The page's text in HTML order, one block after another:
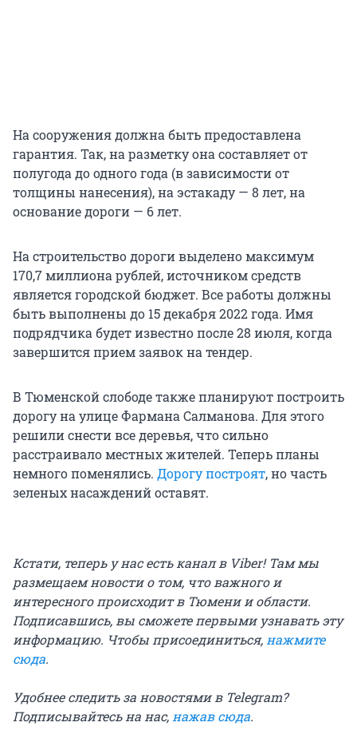
На сооружения должна быть предоставлена
гарантия. Так, на разметку она составляет от
полугода до одного года (в зависимости от
толщины нанесения), на эстакаду — 8 лет, на
основание дороги — 6 лет.
На строительство дороги выделено максимум
170,7 миллиона рублей, источником средств
является городской бюджет. Все работы должны
быть выполнены до 15 декабря 2022 года. Имя
подрядчика будет известно после 28 июля, когда
завершится прием заявок на тендер.
В Тюменской слободе также планируют построить
дорогу на улице Фармана Салманова. Для этого
решили снести все деревья, что сильно
расстраивало местных жителей. Теперь планы
немного поменялись. Дорогу построят, но часть
зеленых насаждений оставят.
Кстати, теперь у нас есть канал в Viber! Там мы
размещаем новости о том, что важного и
интересного происходит в Тюмени и области.
Подписавшись, вы сможете первыми узнавать эту
информацию. Чтобы присоединиться, нажмите
сюда.
Удобнее следить за новостями в Telegram?
Подписывайтесь на нас, нажав сюда.